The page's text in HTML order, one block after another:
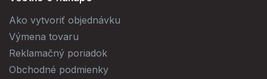
Ako vytvoriť objednávku
Výmena tovaru
Reklamačný poriadok
Obchodné podmienky